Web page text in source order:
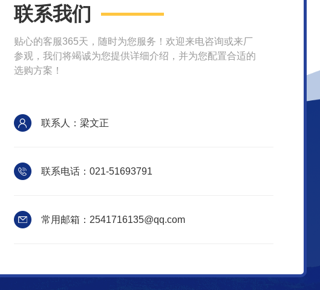
联系我们
贴心的客服365天，随时为您服务！欢迎来电咨询或来厂
参观，我们将竭诚为您提供详细介绍，并为您配置合适的
选购方案！
联系人：梁文正
联系电话：021-51693791
常用邮箱：2541716135@qq.com